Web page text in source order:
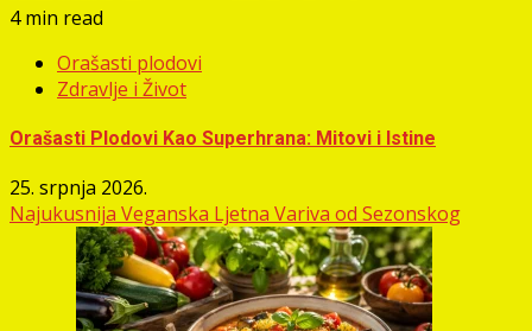
4 min read
Orašasti plodovi
Zdravlje i Život
Orašasti Plodovi Kao Superhrana: Mitovi i Istine
25. srpnja 2026.
Najukusnija Veganska Ljetna Variva od Sezonskog